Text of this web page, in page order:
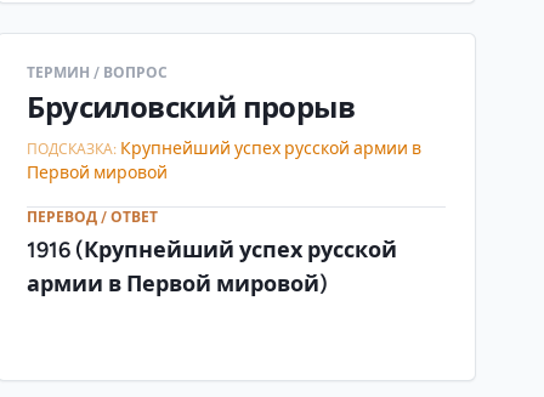
ТЕРМИН / ВОПРОС
Брусиловский прорыв
ПОДСКАЗКА: Крупнейший успех русской армии в
Первой мировой
ПЕРЕВОД / ОТВЕТ
1916 (Крупнейший успех русской
армии в Первой мировой)